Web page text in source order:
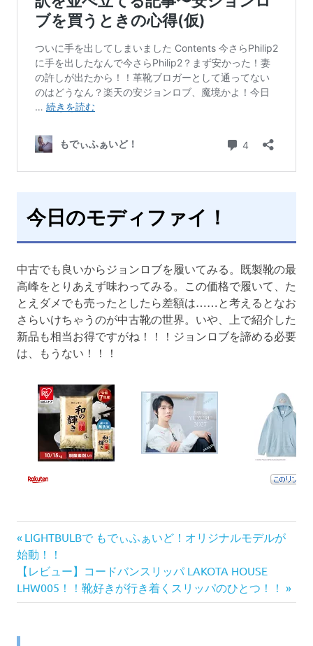
今日のモディファイ！
中古でも良いからジョンロブを履いてみる。既製靴の最
高峰をとりあえず味わってみる。この価格で履いて、た
とえダメでも売ったとしたら差額は……と考えるとなお
さらいけちゃうのが中古靴の世界。いや、上で紹介した
新品も相当お得ですがね！！！ジョンロブを諦める必要
は、もうない！！！
投
稿
ナ
ビ
前
の
記
事:
LIGHTBULBで もでぃふぁいど！オリジナルモデルが
始動！！
次
の
記
【レビュー】コードバンスリッパ LAKOTA HOUSE
LHW005！！靴好きが行き着くスリッパのひとつ！！